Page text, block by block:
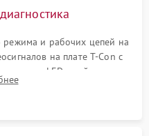
и рабочих цепей на
на плате T-Con с
LED-драйвера и
мультиметром.